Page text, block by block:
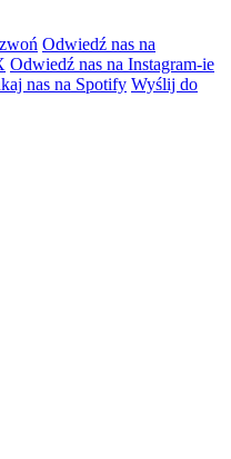
Odwiedź nas na
Odwiedź nas na Instagram-ie
nas na Spotify Wyślij do